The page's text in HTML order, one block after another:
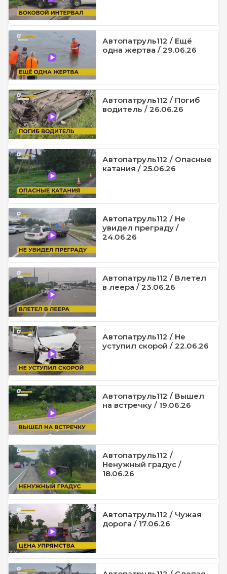
Автопатруль112 / Ещё
одна жертва / 29.06.26
Автопатруль112 / Погиб
водитель / 26.06.26
Автопатруль112 / Опасные
катания / 25.06.26
Автопатруль112 / Не
увидел преграду /
24.06.26
Автопатруль112 / Влетел
в леера / 23.06.26
Автопатруль112 / Не
уступил скорой / 22.06.26
Автопатруль112 / Вышел
на встречку / 19.06.26
Автопатруль112 /
Ненужный градус /
18.06.26
Автопатруль112 / Чужая
дорога / 17.06.26